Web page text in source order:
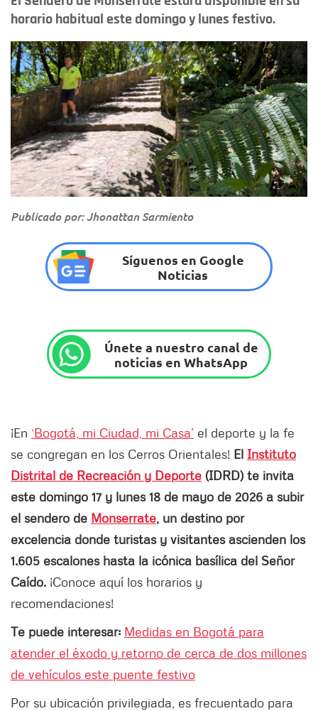
horario habitual este domingo y lunes festivo.
Foto: Alcaldía Mayor de Bogotá.
Publicado por: Jhonattan Sarmiento
Síguenos en Google
Noticias
Únete a nuestro canal de
noticias en WhatsApp
¡En ‘Bogotá, mi Ciudad, mi Casa’ el deporte y la fe
se congregan en los Cerros Orientales! El Instituto
Distrital de Recreación y Deporte (IDRD) te invita
este domingo 17 y lunes 18 de mayo de 2026 a subir
el sendero de Monserrate, un destino por
excelencia donde turistas y visitantes ascienden los
1.605 escalones hasta la icónica basílica del Señor
Caído. ¡Conoce aquí los horarios y
recomendaciones!
Te puede interesar: Medidas en Bogotá para
atender el éxodo y retorno de cerca de dos millones
de vehículos este puente festivo
Por su ubicación privilegiada, es frecuentado para